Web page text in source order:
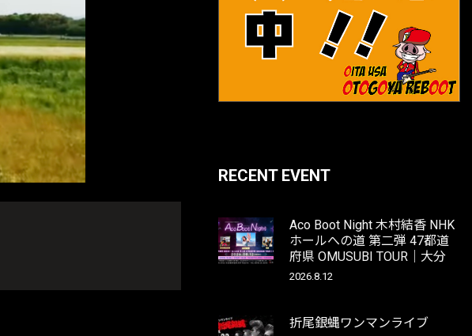
RECENT EVENT
Aco Boot Night 木村結香 NHK
ホールへの道 第二弾 47都道
府県 OMUSUBI TOUR｜大分
2026.8.12
折尾銀蝿ワンマンライブ